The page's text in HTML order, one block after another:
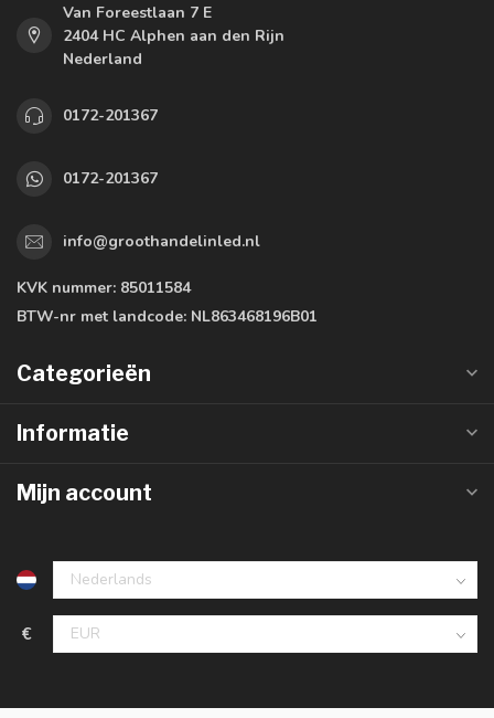
Van Foreestlaan 7 E
2404 HC Alphen aan den Rijn
Nederland
0172-201367
0172-201367
info@groothandelinled.nl
KVK nummer: 85011584
BTW-nr met landcode: NL863468196B01
Categorieën
Informatie
Mijn account
€